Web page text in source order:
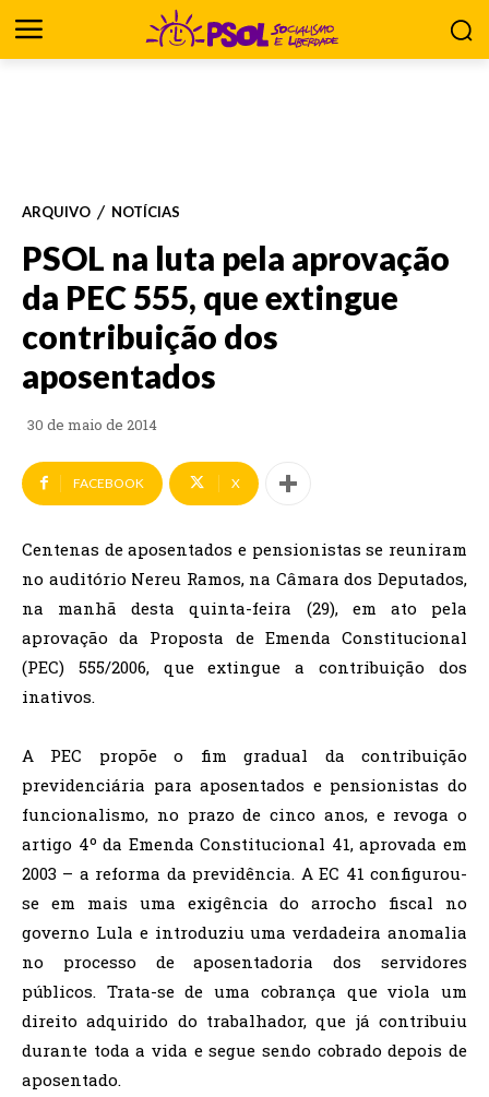
ARQUIVO NOTÍCIAS
PSOL na luta pela aprovação
da PEC 555, que extingue
contribuição dos
aposentados
30 de maio de 2014
FACEBOOK X
Centenas de aposentados e pensionistas se reuniram
no auditório Nereu Ramos, na Câmara dos Deputados,
na manhã desta quinta-feira (29), em ato pela
aprovação da Proposta de Emenda Constitucional
(PEC) 555/2006, que extingue a contribuição dos
inativos.
A PEC propõe o fim gradual da contribuição
previdenciária para aposentados e pensionistas do
funcionalismo, no prazo de cinco anos, e revoga o
artigo 4º da Emenda Constitucional 41, aprovada em
2003 – a reforma da previdência. A EC 41 configurou-
se em mais uma exigência do arrocho fiscal no
governo Lula e introduziu uma verdadeira anomalia
no processo de aposentadoria dos servidores
públicos. Trata-se de uma cobrança que viola um
direito adquirido do trabalhador, que já contribuiu
durante toda a vida e segue sendo cobrado depois de
aposentado.